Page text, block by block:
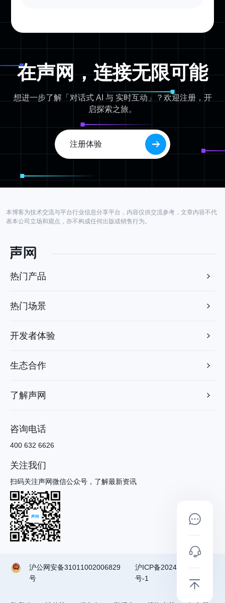
在声网，连接无限可能
想进一步了解「对话式 AI 与 实时互动」？欢迎注册，开
启探索之旅。
注册体验
本博客为技术交流与平台行业信息分享平台，内容仅供交流参考，文章内容不代
表本公司立场和观点，亦不构成任何出版或销售行为。
热门产品
热门场景
开发者体验
生态合作
了解声网
咨询电话
400 632 6626
关注我们
扫码关注声网微信公众号，了解最新资讯
沪公网安备31011002006829
号
沪ICP备2024090791
号-1